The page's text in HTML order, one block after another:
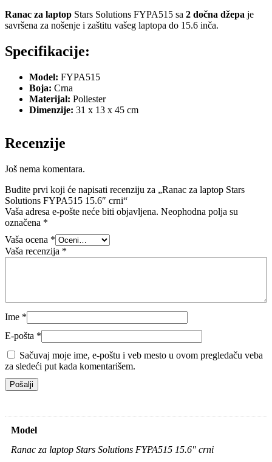
Ranac za laptop Stars Solutions FYPA515 sa 2 dočna džepa je
savršena za nošenje i zaštitu vašeg laptopa do 15.6 inča.
Specifikacije:
Model: FYPA515
Boja: Crna
Materijal: Poliester
Dimenzije: 31 x 13 x 45 cm
Recenzije
Još nema komentara.
Budite prvi koji će napisati recenziju za „Ranac za laptop Stars
Solutions FYPA515 15.6″ crni“
Vaša adresa e-pošte neće biti objavljena. Neophodna polja su
označena *
Vaša ocena *
Vaša recenzija *
Ime *
E-pošta *
Sačuvaj moje ime, e-poštu i veb mesto u ovom pregledaču veba
za sledeći put kada komentarišem.
Model
Ranac za laptop Stars Solutions FYPA515 15.6″ crni